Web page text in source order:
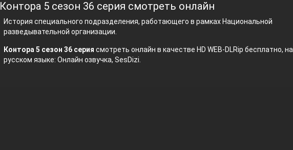
Контора 5 сезон 36 серия смотреть онлайн
История специального подразделения, работающего в рамках Национальной
разведывательной организации.
Контора 5 сезон 36 серия смотреть онлайн в качестве HD WEB-DLRip бесплатно, на
русском языке: Онлайн озвучка, SesDizi.